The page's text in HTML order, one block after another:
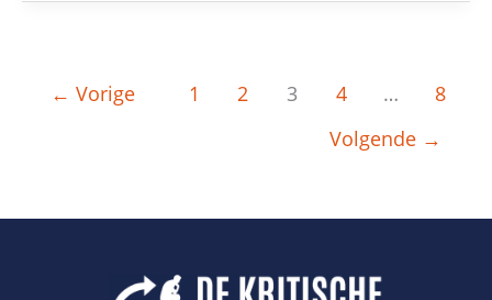
← Vorige 1 2 3 4 …
8
Volgende →